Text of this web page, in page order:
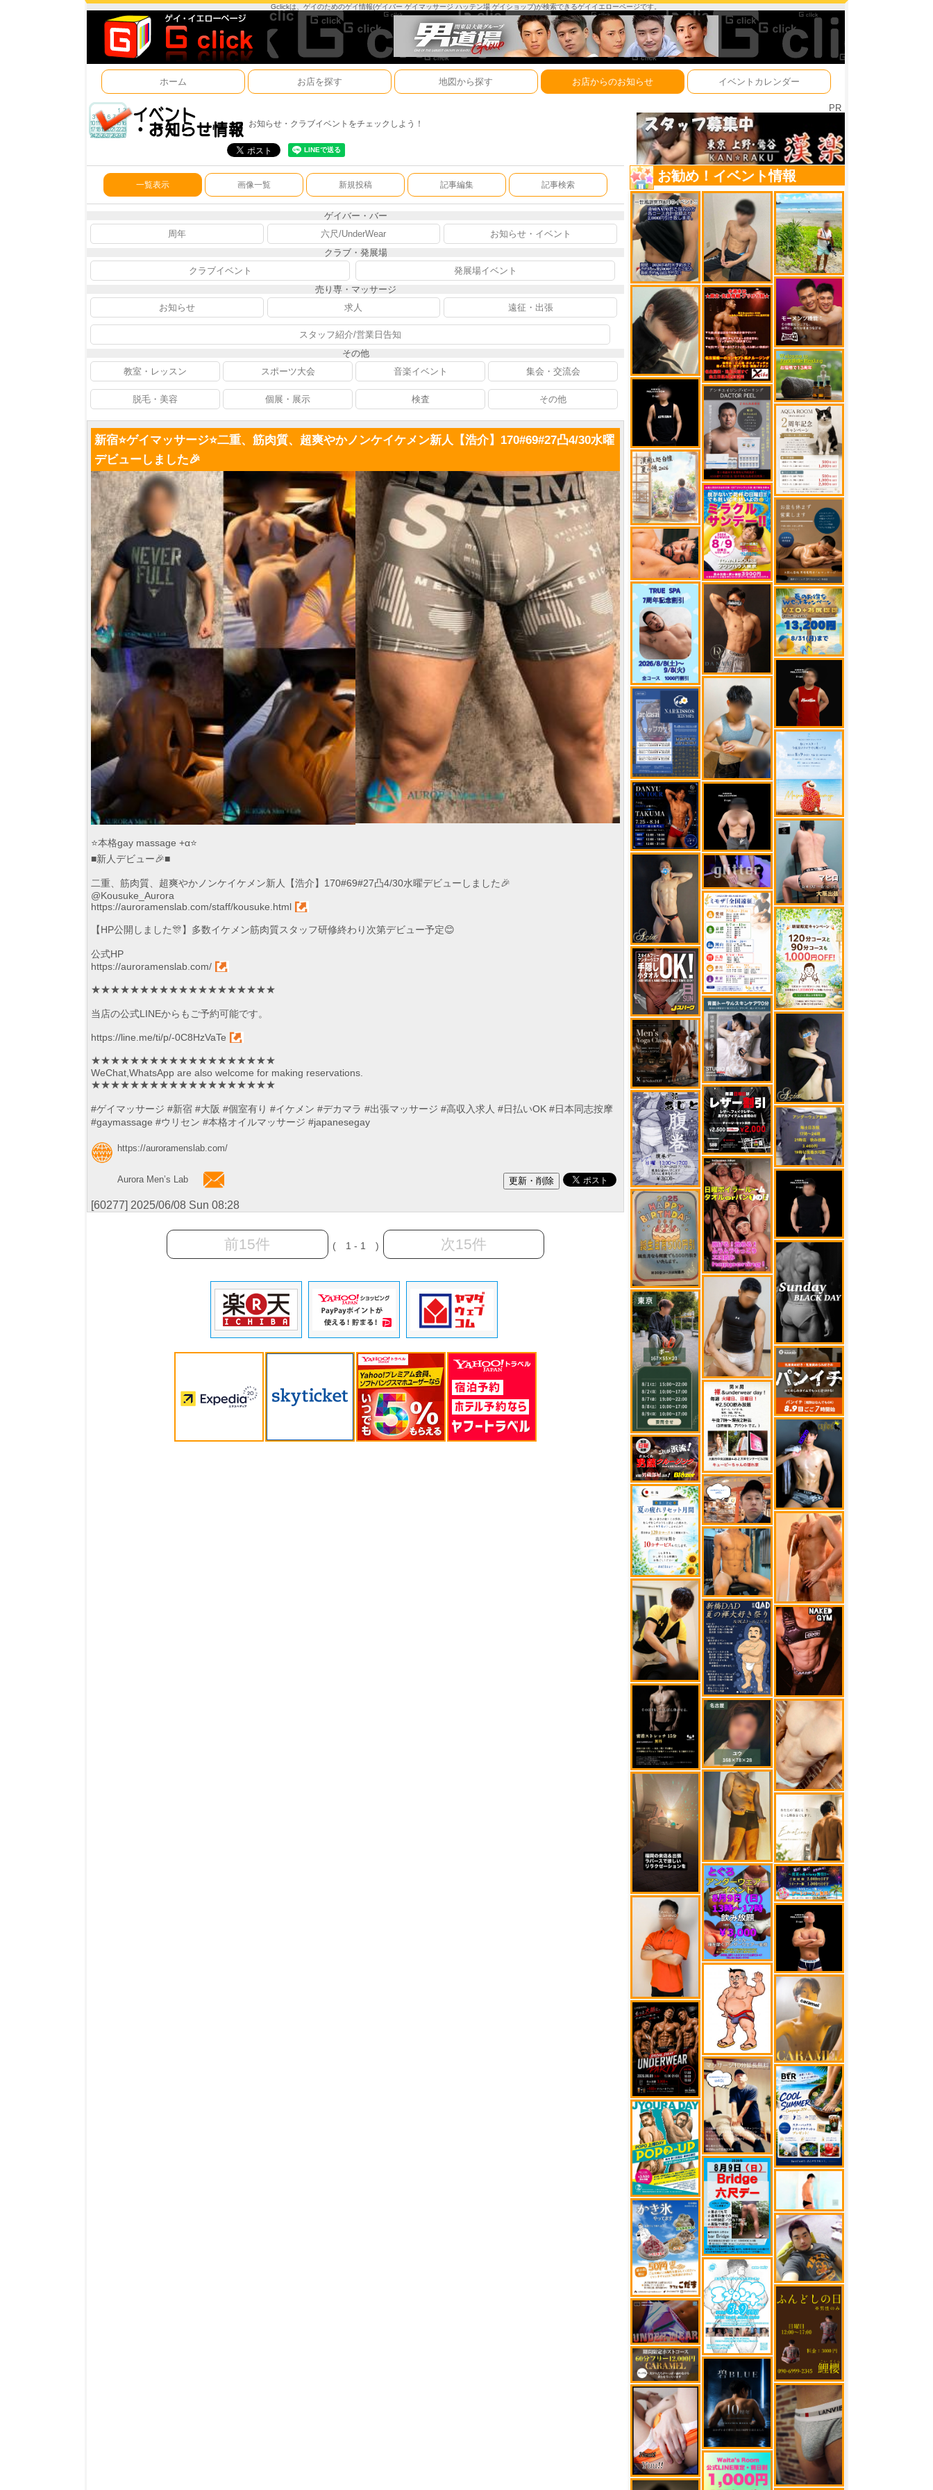
Gclickは、ゲイのためのゲイ情報(ゲイバー ゲイマッサージ ハッテン場 ゲイショップ)が検索できるゲイイエローページです。
ホーム お店を探す 地図から探す お店からのお知らせ イベントカレンダー
お知らせ・クラブイベントをチェックしよう！
PR
一覧表示 画像一覧 新規投稿 記事編集 記事検索
ゲイバー・バー
周年
六尺/UnderWear
お知らせ・イベント
クラブ・発展場
クラブイベント
発展場イベント
売り専・マッサージ
お知らせ
求人 遠征・出張
スタッフ紹介/営業日告知
その他
教室・レッスン
スポーツ大会 音楽イベント 集会・交流会
脱毛・美容 個展・展示 検査 その他
新宿⭐️ゲイマッサージ⭐️二重、筋肉質、超爽やかノンケイケメン新人【浩介】170#69#27凸4/30水曜
デビューしました🎉
⭐️本格gay massage +α⭐️
■新人デビュー🎉■
二重、筋肉質、超爽やかノンケイケメン新人【浩介】170#69#27凸4/30水曜デビューしました🎉
@Kousuke_Aurora
https://auroramenslab.com/staff/kousuke.html
【HP公開しました🎊】多数イケメン筋肉質スタッフ研修終わり次第デビュー予定😊
公式HP
https://auroramenslab.com/
★★★★★★★★★★★★★★★★★★★
当店の公式LINEからもご予約可能です。
https://line.me/ti/p/-0C8HzVaTe
★★★★★★★★★★★★★★★★★★★
WeChat,WhatsApp are also welcome for making reservations.
★★★★★★★★★★★★★★★★★★★
#ゲイマッサージ #新宿 #大阪 #個室有り #イケメン #デカマラ #出張マッサージ #高収入求人 #日払いOK #日本同志按摩
#gaymassage #ウリセン #本格オイルマッサージ #japanesegay
https://auroramenslab.com/
Aurora Men’s Lab
[60277] 2025/06/08 Sun 08:28
前15件 ( 1 - 1 ) 次15件
お勧め！イベント情報